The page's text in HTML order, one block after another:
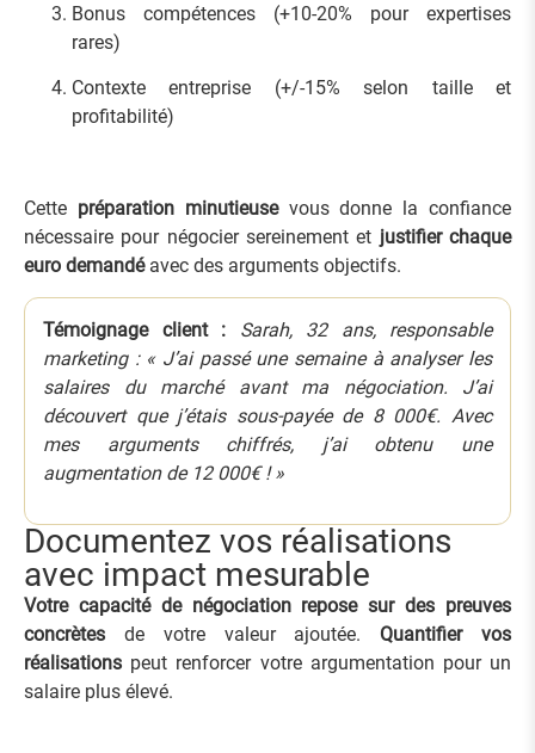
Bonus compétences (+10-20% pour expertises
rares)
Contexte entreprise (+/-15% selon taille et
profitabilité)
Cette préparation minutieusevous donne la confiance
nécessaire pour négocier sereinement et justifier chaque
euro demandéavec des arguments objectifs.
Témoignage client :
Sarah, 32 ans, responsable
marketing : « J’ai passé une semaine à analyser les
salaires du marché avant ma négociation. J’ai
découvert que j’étais sous-payée de 8 000€. Avec
mes arguments chiffrés, j’ai obtenu une
augmentation de 12 000€ ! »
Documentez vos réalisations
avec impact mesurable
Votre capacité de négociation repose sur des preuves
concrètes de votre valeur ajoutée.Quantifier vos
réalisations peut renforcer votre argumentation pour un
salaire plus élevé.